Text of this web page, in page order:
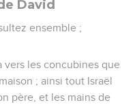
David
ensemble ;
vers les concubines que
; ainsi tout Israël
père, et les mains de